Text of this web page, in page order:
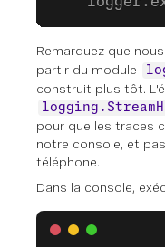
Remarquez que
partir du module
construit plus tôt.
pour que les traces
notre console, et
téléphone.
Dans la console,